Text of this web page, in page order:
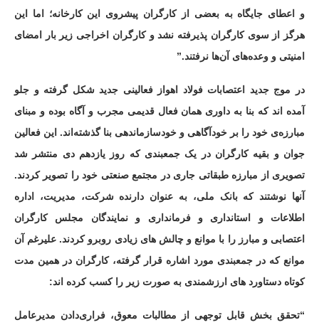
و اعطای جایگاه به بعضی از کارگران پیشروی این کارخانه؛ اما این
هرگز از سوی کارگران پذیرفته نشد و کارگران اخراجی زیر بار امضای
امنیتی و وعده‌های آن‌ها نرفتند.”
در موج جدید اعتصابات فولاد اهواز فعالینی جدید شکل گرفته و جلو
آمده اند که بنا به داوری همان فعال قدیمی مجرب و آگاه بوده و مبنای
مبارزه‌ی خود را بر خودآگاهی و خودسازماندهی بنا گذشته‌اند. این فعالین
جوان و بقیه کارگران در یک جمعبندی که روز یازدهم دی منتشر شد
تصویری از مبارزه طبقاتی جاری در مجتمع صنعتی خود را تصویر کردند.
آنها نوشتند که بانک ملی، به عنوان دارنده شرکت، مدیریت، اداره
اطلاعات و استانداری و فرمانداری و نمایندگان مجلس کارگران
اعتصابی و مبارز را با موانع و چالش های زیادی روبرو کردند. علیرغم آن
موانع که در جمعبندی مورد اشاره قرار گرفته، کارگران در همین مدت
کوتاه دستاورد های ارزشمندی به صورت زیر را کسب کرده اند:
“تحقق بخش قابل توجهی از مطالبات معوق، فراری‌دادن مدیرعامل